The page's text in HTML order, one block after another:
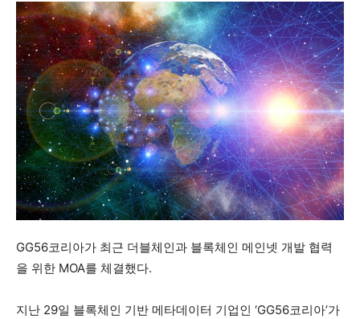
GG56코리아가 최근 더블체인과 블록체인 메인넷 개발 협력
을 위한 MOA를 체결했다.
지난 29일 블록체인 기반 메타데이터 기업인 ‘GG56코리아’가